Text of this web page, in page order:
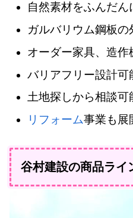
自然素材をふんだ
ガルバリウム鋼板の
オーダー家具、造作
バリアフリー設計可
土地探しから相談可
リフォーム事業も展
谷村建設の商品ライ